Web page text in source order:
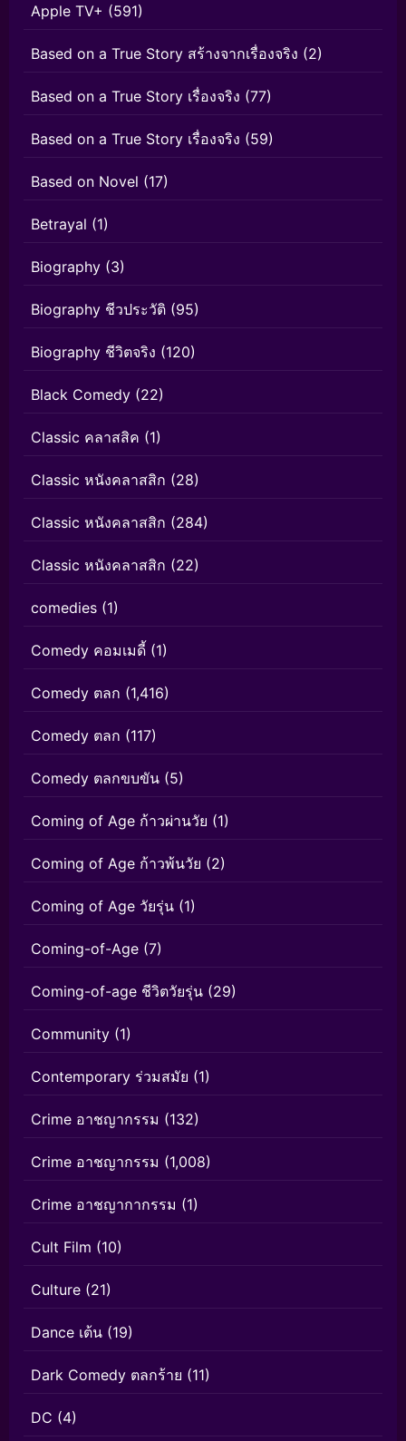
Apple TV+ (591)
Based on a True Story สร้างจากเรื่องจริง (2)
Based on a True Story เรื่องจริง (77)
Based on a True Story เรื่องจริง (59)
Based on Novel (17)
Betrayal (1)
Biography (3)
Biography ชีวประวัติ (95)
Biography ชีวิตจริง (120)
Black Comedy (22)
Classic คลาสสิค (1)
Classic หนังคลาสสิก (28)
Classic หนังคลาสสิก (284)
Classic หนังคลาสสิก (22)
comedies (1)
Comedy คอมเมดี้ (1)
Comedy ตลก (1,416)
Comedy ตลก (117)
Comedy ตลกขบขัน (5)
Coming of Age ก้าวผ่านวัย (1)
Coming of Age ก้าวพ้นวัย (2)
Coming of Age วัยรุ่น (1)
Coming-of-Age (7)
Coming-of-age ชีวิตวัยรุ่น (29)
Community (1)
Contemporary ร่วมสมัย (1)
Crime อาชญากรรม (132)
Crime อาชญากรรม (1,008)
Crime อาชญากากรรม (1)
Cult Film (10)
Culture (21)
Dance เต้น (19)
Dark Comedy ตลกร้าย (11)
DC (4)